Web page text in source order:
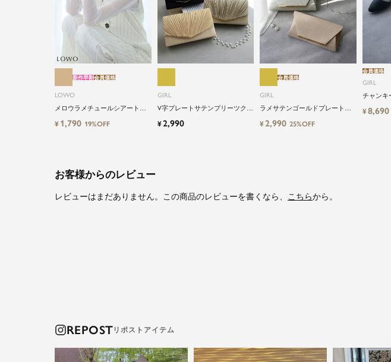
LOWO
メロウラメチュールシアートッ
プス
新作早割会員価格
¥ 1,790 19%OFF
GIRL
V字プレートサテンプリーツクラ
ッチパーティーバッグ
¥2,990
GIRL
ラメサテンゴールドプレートフ
ラップ2wayパーティーバッグ
会員価格
¥2,990 25%OFF
GIRL
チャンキ
テッド
ンプス
会員価格
¥8,690
お客様からのレビュー
レビューはまだありません。この商品のレビューを書くなら、 こちらから。
REPOST